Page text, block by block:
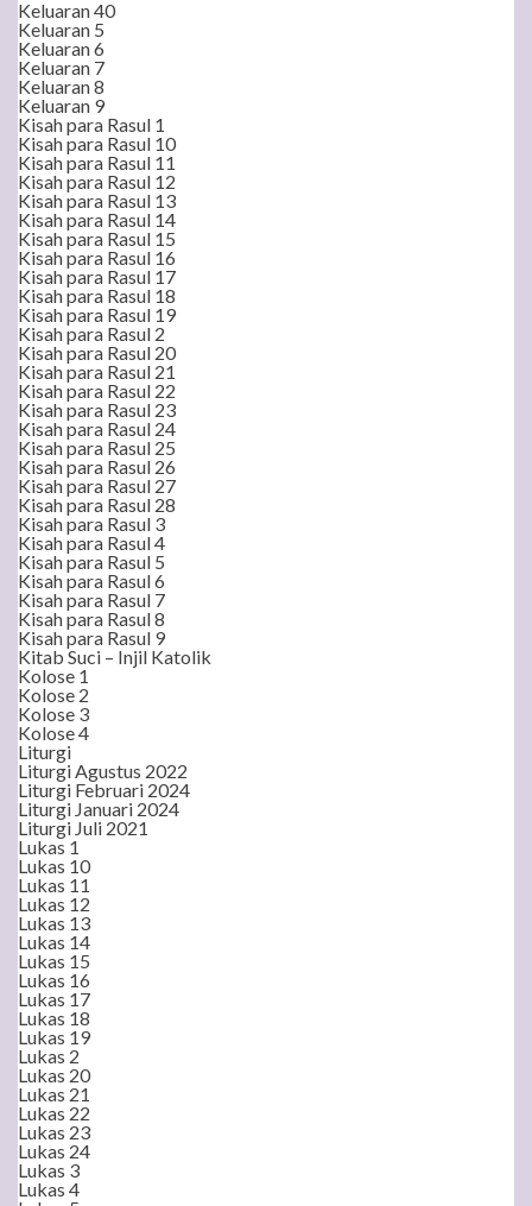
Keluaran 40
Keluaran 5
Keluaran 6
Keluaran 7
Keluaran 8
Keluaran 9
Kisah para Rasul 1
Kisah para Rasul 10
Kisah para Rasul 11
Kisah para Rasul 12
Kisah para Rasul 13
Kisah para Rasul 14
Kisah para Rasul 15
Kisah para Rasul 16
Kisah para Rasul 17
Kisah para Rasul 18
Kisah para Rasul 19
Kisah para Rasul 2
Kisah para Rasul 20
Kisah para Rasul 21
Kisah para Rasul 22
Kisah para Rasul 23
Kisah para Rasul 24
Kisah para Rasul 25
Kisah para Rasul 26
Kisah para Rasul 27
Kisah para Rasul 28
Kisah para Rasul 3
Kisah para Rasul 4
Kisah para Rasul 5
Kisah para Rasul 6
Kisah para Rasul 7
Kisah para Rasul 8
Kisah para Rasul 9
Kitab Suci – Injil Katolik
Kolose 1
Kolose 2
Kolose 3
Kolose 4
Liturgi
Liturgi Agustus 2022
Liturgi Februari 2024
Liturgi Januari 2024
Liturgi Juli 2021
Lukas 1
Lukas 10
Lukas 11
Lukas 12
Lukas 13
Lukas 14
Lukas 15
Lukas 16
Lukas 17
Lukas 18
Lukas 19
Lukas 2
Lukas 20
Lukas 21
Lukas 22
Lukas 23
Lukas 24
Lukas 3
Lukas 4